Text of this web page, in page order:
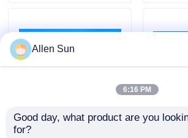
ニュース
引金 を 求め て ください
WS050 新しく導入さ
Allen Sun
6:16 PM
Good day, what product are you
for?